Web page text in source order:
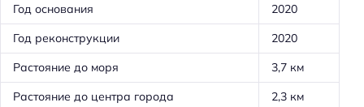
Доставка цветов в номер
Предоставление отчётных документов
Обслуживание номеров
Год основания
2020
Год реконструкции
2020
Растояние до моря
3,7 км
Растояние до центра города
2,3 км